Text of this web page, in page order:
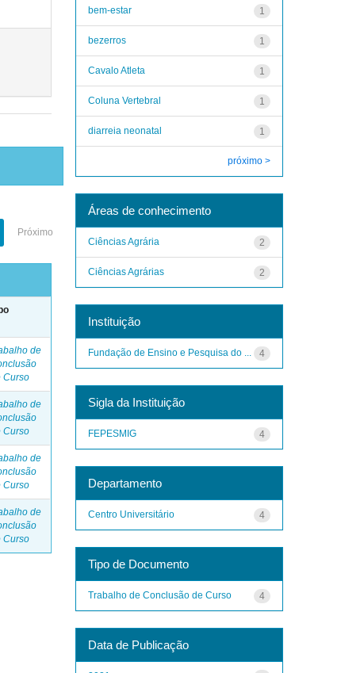
Próximo
de
Curso
de
Curso
de
Curso
de
Curso
1
bem-estar
1
bezerros
1
Cavalo Atleta
1
Coluna Vertebral
1
diarreia neonatal
próximo >
Áreas de conhecimento
2
Ciências Agrária
2
Ciências Agrárias
Instituição
4
Fundação de Ensino e Pesquisa do ...
Sigla da Instituição
4
FEPESMIG
Departamento
4
Centro Universitário
Tipo de Documento
4
Trabalho de Conclusão de Curso
Data de Publicação